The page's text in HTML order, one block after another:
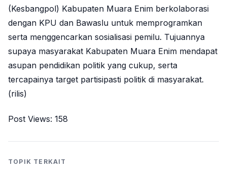
(Kesbangpol) Kabupaten Muara Enim berkolaborasi
dengan KPU dan Bawaslu untuk memprogramkan
serta menggencarkan sosialisasi pemilu. Tujuannya
supaya masyarakat Kabupaten Muara Enim mendapat
asupan pendidikan politik yang cukup, serta
tercapainya target partisipasti politik di masyarakat.
(rilis)
Post Views: 158
TOPIK TERKAIT